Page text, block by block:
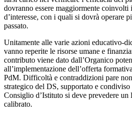
dovranno essere maggiormente
d’interesse, con i quali si dovrà operare
passato.
Unitamente alle varie azioni
vanno reperite le risorse umane e
contributo viene dato dall’Organico
all’implementazione dell’offerta
PdM. Difficoltà e contraddizioni pare
strategico del DS, supportato e
Consiglio d’Istituto si deve prevedere un
calibrato.